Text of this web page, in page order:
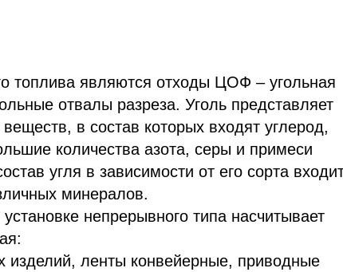
топлива являются отходы ЦОФ – угольная
отвалы разреза. Уголь представляет
в состав которых входят углерод,
количества азота, серы и примеси
угля в зависимости от его сорта
минералов.
непрерывного типа насчитывает
изделий, ленты конвейерные, приводные